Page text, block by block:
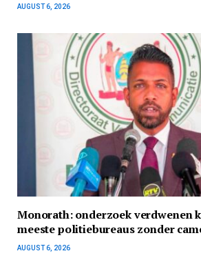
AUGUST 6, 2026
Monorath: onderzoek verdwenen
meeste politiebureaus zonder
AUGUST 6, 2026